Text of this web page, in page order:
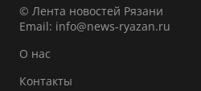
© Лента новостей Рязани
Email: info@news-ryazan.ru
О нас
Контакты